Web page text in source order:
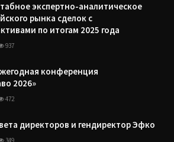
экспертно-аналитическое
рынка сделок с
по итогам 2025 года
937
конференция
2026»
472
директоров и гендиректор Эфко
349